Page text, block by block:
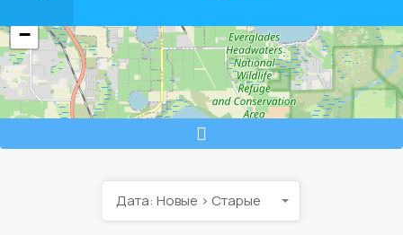
−
Дата: Новые > Старые